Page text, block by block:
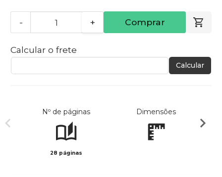
- + Comprar
Calcular o frete
Calcular
Nº de páginas
28 páginas
Dimensões